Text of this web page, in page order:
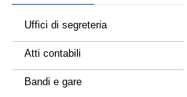
Uffici di segreteria
Atti contabili
Bandi e gare